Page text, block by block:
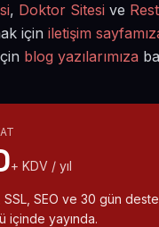
, Doktor Sitesi ve
için iletişim
blog yazılarımıza
+ KDV / yıl
SSL, SEO ve 30 gün
içinde yayında.